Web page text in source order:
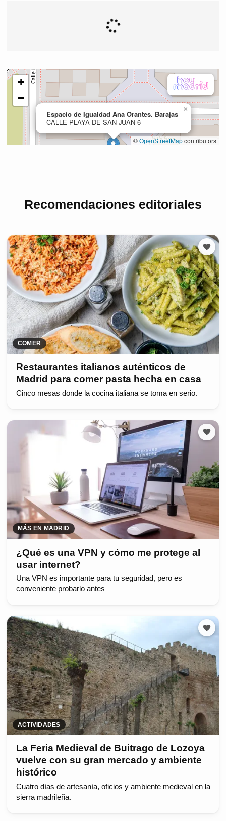
Recomendaciones editoriales
COMER
Restaurantes italianos auténticos de
Madrid para comer pasta hecha en casa
Cinco mesas donde la cocina italiana se toma en serio.
MÁS EN MADRID
¿Qué es una VPN y cómo me protege al
usar internet?
Una VPN es importante para tu seguridad, pero es
conveniente probarlo antes
ACTIVIDADES
La Feria Medieval de Buitrago de Lozoya
vuelve con su gran mercado y ambiente
histórico
Cuatro días de artesanía, oficios y ambiente medieval en la
sierra madrileña.